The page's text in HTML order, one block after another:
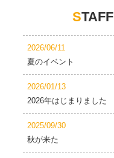
STAFF
2026/06/11
夏のイベント
2026/01/13
2026年はじまりました
2025/09/30
秋が来た